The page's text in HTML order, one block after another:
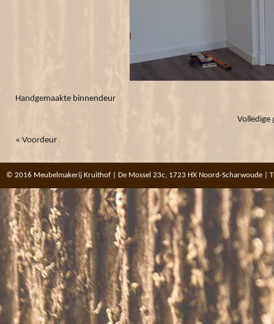
Handgemaakte binnendeur
« Voordeur
© 2016 Meubelmakerij Kruithof | De Mossel 23c, 1723 HX Noord-Scharwoude |